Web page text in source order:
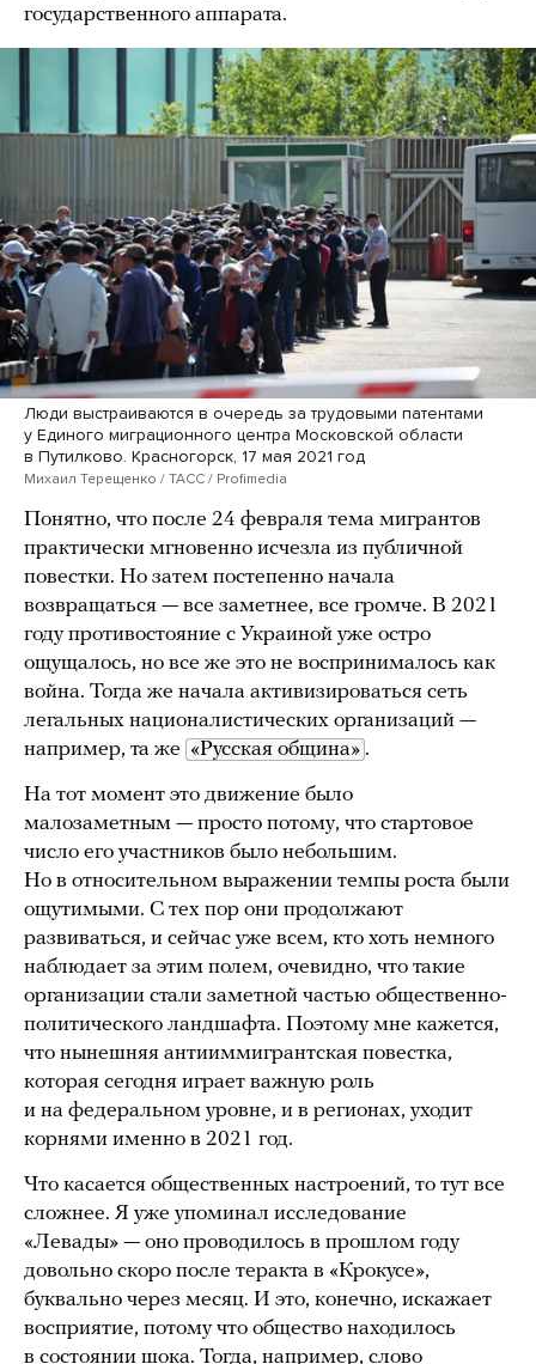
государственного аппарата.
Люди выстраиваются в очередь за трудовыми патентами
у Единого миграционного центра Московской области
в Путилково. Красногорск, 17 мая 2021 год
Михаил Терещенко / ТАСС / Profimedia
Понятно, что после 24 февраля тема мигрантов
практически мгновенно исчезла из публичной
повестки. Но затем постепенно начала
возвращаться — все заметнее, все громче. В 2021
году противостояние с Украиной уже остро
ощущалось, но все же это не воспринималось как
война. Тогда же начала активизироваться сеть
легальных националистических организаций —
например, та же «Русская община» .
На тот момент это движение было
малозаметным — просто потому, что стартовое
число его участников было небольшим.
Но в относительном выражении темпы роста были
ощутимыми. С тех пор они продолжают
развиваться, и сейчас уже всем, кто хоть немного
наблюдает за этим полем, очевидно, что такие
организации стали заметной частью общественно-
политического ландшафта. Поэтому мне кажется,
что нынешняя антииммигрантская повестка,
которая сегодня играет важную роль
и на федеральном уровне, и в регионах, уходит
корнями именно в 2021 год.
Что касается общественных настроений, то тут все
сложнее. Я уже упоминал исследование
«Левады» — оно проводилось в прошлом году
довольно скоро после теракта в «Крокусе»,
буквально через месяц. И это, конечно, искажает
восприятие, потому что общество находилось
в состоянии шока. Тогда, например, слово